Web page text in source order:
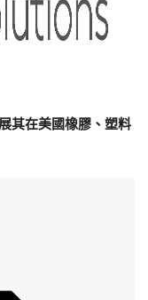
其在美國橡膠、塑料